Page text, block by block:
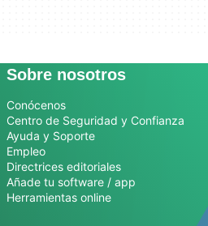
Sobre nosotros
Conócenos
Centro de Seguridad y Confianza
Ayuda y Soporte
Empleo
Directrices editoriales
Añade tu software / app
Herramientas online